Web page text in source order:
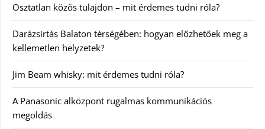
Osztatlan közös tulajdon – mit érdemes tudni róla?
Darázsirtás Balaton térségében: hogyan előzhetőek meg a
kellemetlen helyzetek?
Jim Beam whisky: mit érdemes tudni róla?
A Panasonic alközpont rugalmas kommunikációs
megoldás